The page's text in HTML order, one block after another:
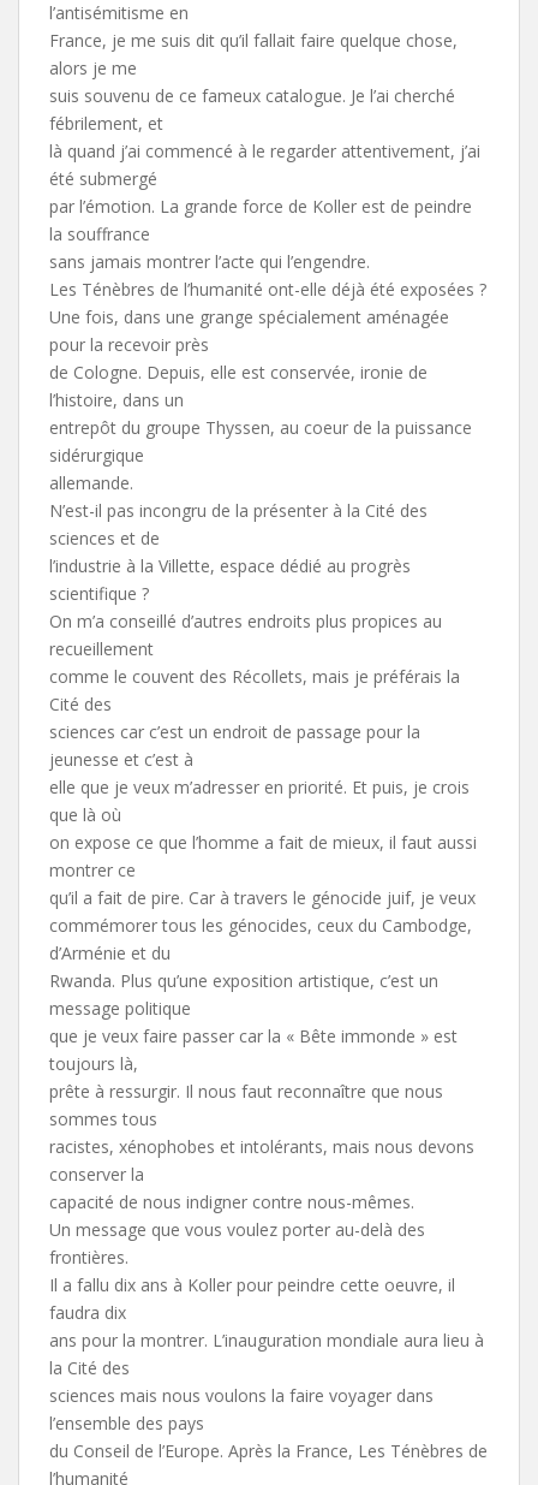
l’antisémitisme en
France, je me suis dit qu’il fallait faire quelque chose,
alors je me
suis souvenu de ce fameux catalogue. Je l’ai cherché
fébrilement, et
là quand j’ai commencé à le regarder attentivement, j’ai
été submergé
par l’émotion. La grande force de Koller est de peindre
la souffrance
sans jamais montrer l’acte qui l’engendre.
Les Ténèbres de l’humanité ont-elle déjà été exposées ?
Une fois, dans une grange spécialement aménagée
pour la recevoir près
de Cologne. Depuis, elle est conservée, ironie de
l’histoire, dans un
entrepôt du groupe Thyssen, au coeur de la puissance
sidérurgique
allemande.
N’est-il pas incongru de la présenter à la Cité des
sciences et de
l’industrie à la Villette, espace dédié au progrès
scientifique ?
On m’a conseillé d’autres endroits plus propices au
recueillement
comme le couvent des Récollets, mais je préférais la
Cité des
sciences car c’est un endroit de passage pour la
jeunesse et c’est à
elle que je veux m’adresser en priorité. Et puis, je crois
que là où
on expose ce que l’homme a fait de mieux, il faut aussi
montrer ce
qu’il a fait de pire. Car à travers le génocide juif, je veux
commémorer tous les génocides, ceux du Cambodge,
d’Arménie et du
Rwanda. Plus qu’une exposition artistique, c’est un
message politique
que je veux faire passer car la « Bête immonde » est
toujours là,
prête à ressurgir. Il nous faut reconnaître que nous
sommes tous
racistes, xénophobes et intolérants, mais nous devons
conserver la
capacité de nous indigner contre nous-mêmes.
Un message que vous voulez porter au-delà des
frontières.
Il a fallu dix ans à Koller pour peindre cette oeuvre, il
faudra dix
ans pour la montrer. L’inauguration mondiale aura lieu à
la Cité des
sciences mais nous voulons la faire voyager dans
l’ensemble des pays
du Conseil de l’Europe. Après la France, Les Ténèbres de
l’humanité